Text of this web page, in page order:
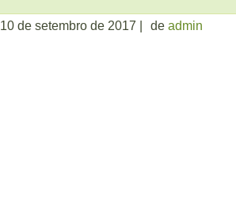
10 de setembro de 2017 de admin